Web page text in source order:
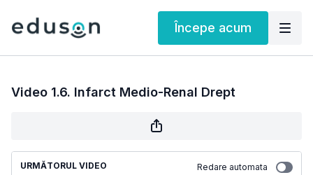
Începe acum
Video 1.6. Infarct Medio-Renal Drept
URMĂTORUL VIDEO Redare automata